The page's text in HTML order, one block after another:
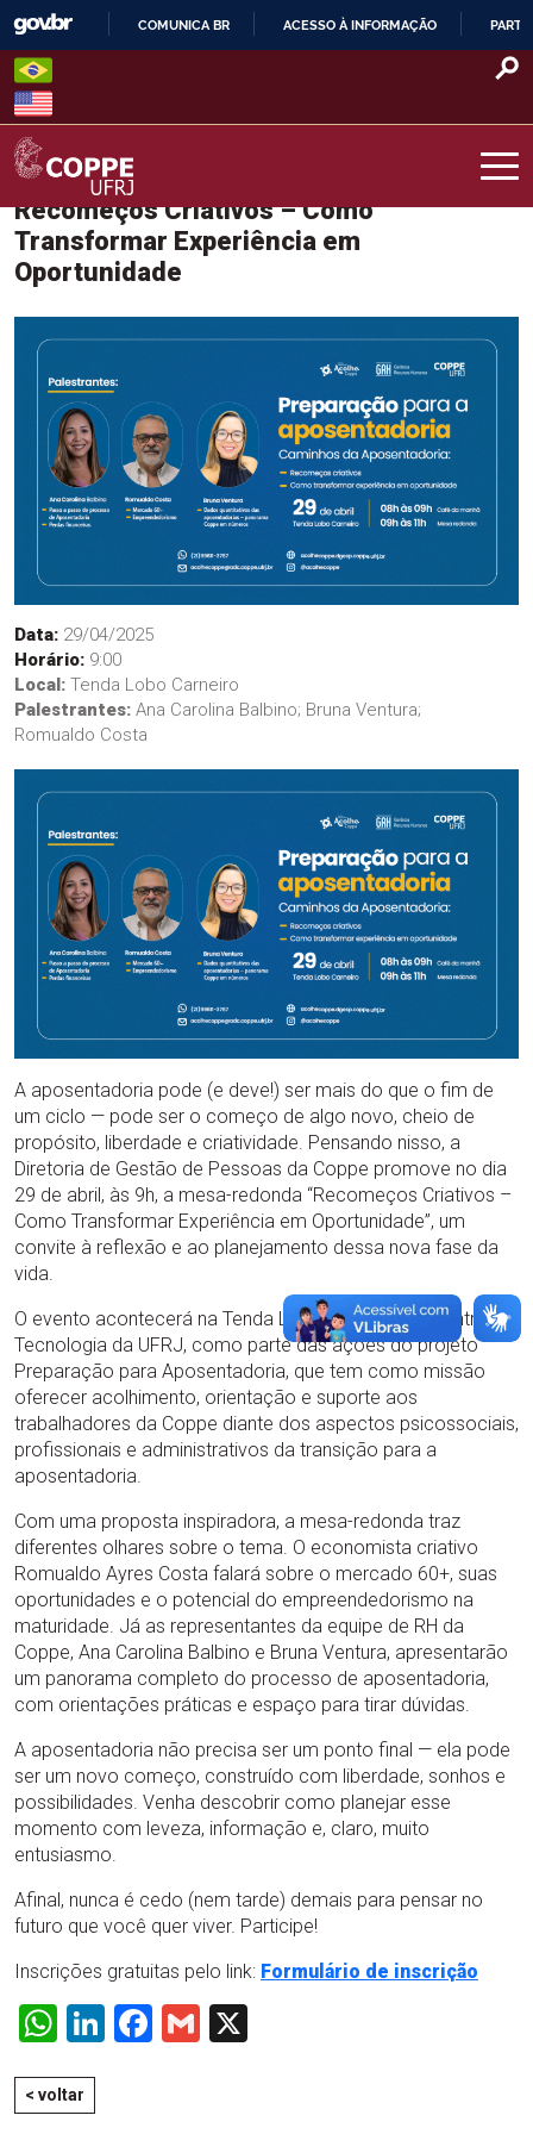
Skip
content
O
COMUNICA BR ACESSO À INFORMAÇÃO
COPPE – UFRJ
Recomeços Criativos – Como
Transformar Experiência em
Oportunidade
Data: 29/04/2025
Horário: 9:00
Local: Tenda Lobo Carneiro
Palestrantes: Ana Carolina Balbino; Bruna Ventura;
Romualdo Costa
A aposentadoria pode (e deve!) ser mais do que o fim de
um ciclo — pode ser o começo de algo novo, cheio de
propósito, liberdade e criatividade. Pensando nisso, a
Diretoria de Gestão de Pessoas da Coppe promove no dia
29 de abril, às 9h, a mesa-redonda “Recomeços Criativos –
Como Transformar Experiência em Oportunidade”, um
convite à reflexão e ao planejamento dessa nova fase da
vida.
O evento acontecerá na Tenda Lobo Carneiro, no Centro de
Tecnologia da UFRJ, como parte das ações do projeto
Preparação para Aposentadoria, que tem como missão
oferecer acolhimento, orientação e suporte aos
trabalhadores da Coppe diante dos aspectos psicossociais,
profissionais e administrativos da transição para a
aposentadoria.
Com uma proposta inspiradora, a mesa-redonda traz
diferentes olhares sobre o tema. O economista criativo
Romualdo Ayres Costa falará sobre o mercado 60+, suas
oportunidades e o potencial do empreendedorismo na
maturidade. Já as representantes da equipe de RH da
Coppe, Ana Carolina Balbino e Bruna Ventura, apresentarão
um panorama completo do processo de aposentadoria,
com orientações práticas e espaço para tirar dúvidas.
A aposentadoria não precisa ser um ponto final — ela pode
ser um novo começo, construído com liberdade, sonhos e
possibilidades. Venha descobrir como planejar esse
momento com leveza, informação e, claro, muito
entusiasmo.
Afinal, nunca é cedo (nem tarde) demais para pensar no
futuro que você quer viver. Participe!
Inscrições gratuitas pelo link: Formulário de inscrição
WhatsApp
LinkedIn
Facebook
Gmail
< voltar